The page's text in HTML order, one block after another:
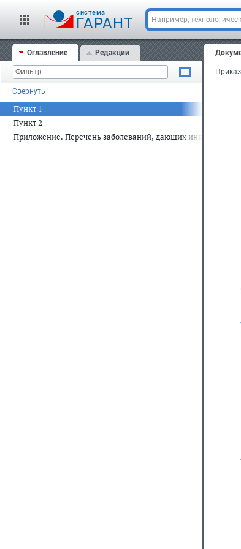
cистема
ГАРАНТ Например,
Оглавление Редакции
Свернуть
Пункт 1
Пункт 2
Приложение. Перечень заболеваний, дающих инвалидам,